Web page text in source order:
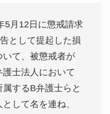
5月12日に懲戒請求
として提起した損
て、被懲戒者が
士法人において
するB弁護士らと
して名を連ね、